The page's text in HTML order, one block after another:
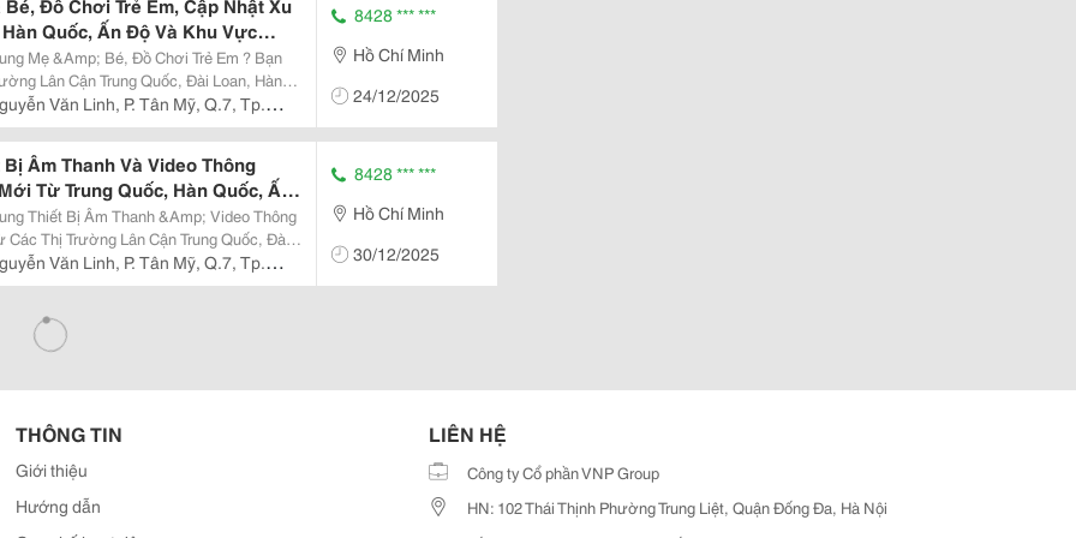
Quốc, Ấn Độ Và Khu Vực
Lân Cận Trung Quốc, Đài Loan, Hàn
Văn Linh, P. Tân Mỹ, Q.7, Tp.
8428 *** ***
Hồ Chí Minh
24/12/2025
Âm Thanh Và Video Thông
Từ Trung Quốc, Hàn Quốc, Ấn
Văn Linh, P. Tân Mỹ, Q.7, Tp.
8428 *** ***
Hồ Chí Minh
30/12/2025
THÔNG TIN
Giới thiệu
Hướng dẫn
LIÊN HỆ
Công ty Cổ phần VNP Group
HN: 102 Thái Thịnh Phường Trung Liệt, Quận Đống Đa, Hà Nội